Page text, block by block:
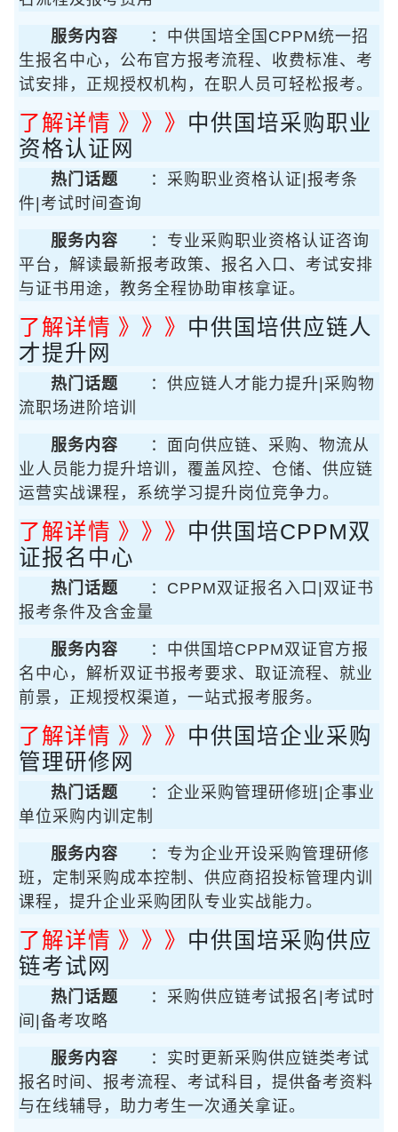
服务内容
：中供国培全国CPPM统一招
生报名中心，公布官方报考流程、收费标准、考
试安排，正规授权机构，在职人员可轻松报考。
了解详情 》》》 中供国培采购职业
资格认证网
热门话题
：采购职业资格认证|报考条
件|考试时间查询
服务内容
：专业采购职业资格认证咨询
平台，解读最新报考政策、报名入口、考试安排
与证书用途，教务全程协助审核拿证。
了解详情 》》》 中供国培供应链人
才提升网
热门话题
：供应链人才能力提升|采购物
流职场进阶培训
服务内容
：面向供应链、采购、物流从
业人员能力提升培训，覆盖风控、仓储、供应链
运营实战课程，系统学习提升岗位竞争力。
了解详情 》》》 中供国培CPPM双
证报名中心
热门话题
：CPPM双证报名入口|双证书
报考条件及含金量
服务内容
：中供国培CPPM双证官方报
名中心，解析双证书报考要求、取证流程、就业
前景，正规授权渠道，一站式报考服务。
了解详情 》》》 中供国培企业采购
管理研修网
热门话题
：企业采购管理研修班|企事业
单位采购内训定制
服务内容
：专为企业开设采购管理研修
班，定制采购成本控制、供应商招投标管理内训
课程，提升企业采购团队专业实战能力。
了解详情 》》》 中供国培采购供应
链考试网
热门话题
：采购供应链考试报名|考试时
间|备考攻略
服务内容
：实时更新采购供应链类考试
报名时间、报考流程、考试科目，提供备考资料
与在线辅导，助力考生一次通关拿证。